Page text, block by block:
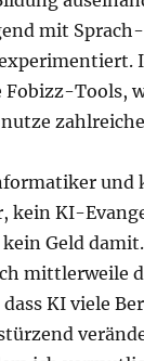
mit
Fobizz-Tools,
und
kein KI-
Geld damit.
mittlerweile
KI viele